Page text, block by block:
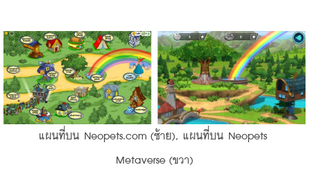
แผนที่บน Neopets.com (ซ้าย), แผนที่บน Neopets
Metaverse (ขวา)